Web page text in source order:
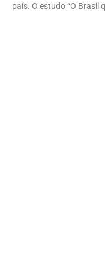
país. O estudo “O Brasil